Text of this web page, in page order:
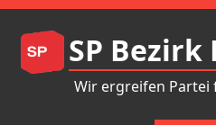
Zum
Inhalt
springen
SP
Wir ergreifen Partei